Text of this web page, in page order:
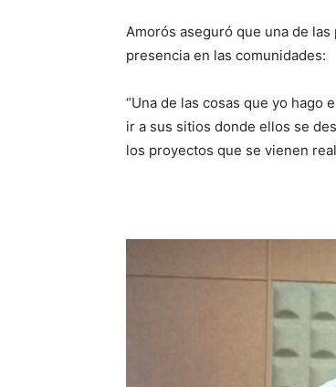
Amorós aseguró que una de
presencia en las comunidades:
“Una de las cosas que yo hago
ir a sus sitios donde ellos se
los proyectos que se vienen